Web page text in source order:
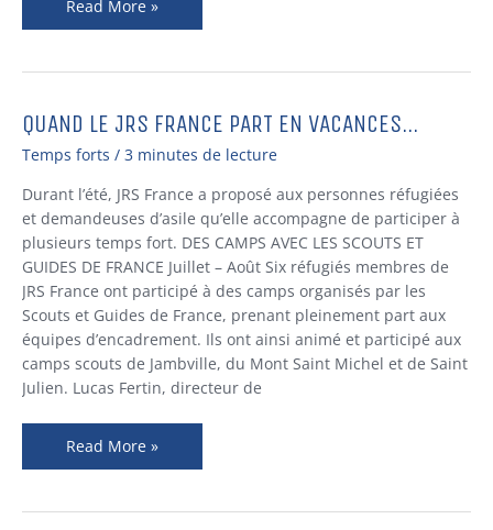
Read More »
QUAND LE JRS FRANCE PART EN VACANCES…
Temps forts / 3 minutes de lecture
Durant l’été, JRS France a proposé aux personnes réfugiées
et demandeuses d’asile qu’elle accompagne de participer à
plusieurs temps fort. DES CAMPS AVEC LES SCOUTS ET
GUIDES DE FRANCE Juillet – Août Six réfugiés membres de
JRS France ont participé à des camps organisés par les
Scouts et Guides de France, prenant pleinement part aux
équipes d’encadrement. Ils ont ainsi animé et participé aux
camps scouts de Jambville, du Mont Saint Michel et de Saint
Julien. Lucas Fertin, directeur de
Quand
le
France
part
en
vacances…
Read More »